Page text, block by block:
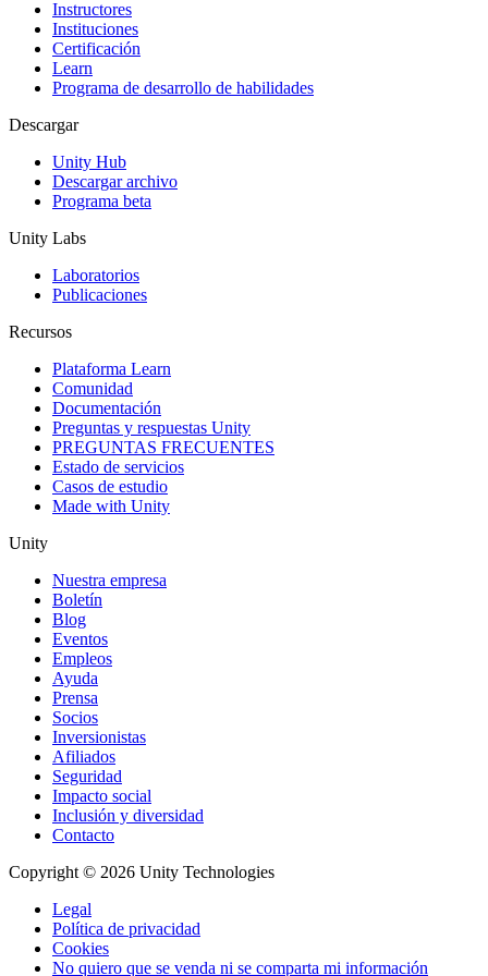
Juegos XR
Lanza juegos XR en múltiples plataformas
Juegos multijugador
Instructores
Instituciones
Certificación
Learn
Programa de desarrollo de habilidades
Descargar
Unity Hub
Descargar archivo
Programa beta
Unity Labs
Laboratorios
Publicaciones
Recursos
Plataforma Learn
Comunidad
Documentación
Preguntas y respuestas Unity
PREGUNTAS FRECUENTES
Estado de servicios
Casos de estudio
Made with Unity
Unity
Nuestra empresa
Boletín
Blog
Eventos
Empleos
Ayuda
Prensa
Socios
Inversionistas
Afiliados
Seguridad
Impacto social
Inclusión y diversidad
Contacto
Copyright © 2026 Unity Technologies
Legal
Política de privacidad
Cookies
No quiero que se venda ni se comparta mi información